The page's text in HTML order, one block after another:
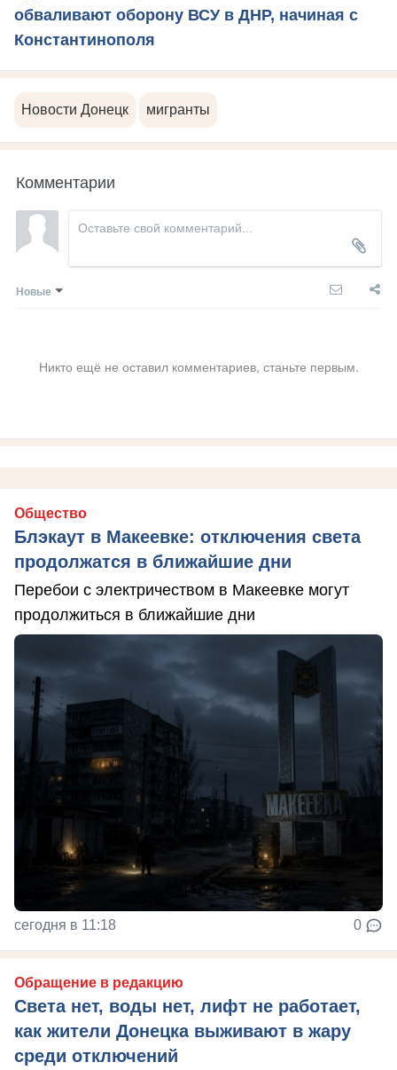
обваливают оборону ВСУ в ДНР, начиная с
Константинополя
Новости Донецк мигранты
Комментарии
Новые
Никто ещё не оставил комментариев, станьте первым.
Общество
Блэкаут в Макеевке: отключения света
продолжатся в ближайшие дни
Перебои с электричеством в Макеевке могут
продолжиться в ближайшие дни
сегодня в 11:18 0
Обращение в редакцию
Света нет, воды нет, лифт не работает,
как жители Донецка выживают в жару
среди отключений